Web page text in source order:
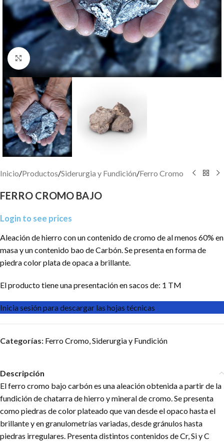
Click to enlarge
Inicio/Productos/Siderurgia y Fundición/Ferro Cromo
FERRO CROMO BAJO
Login to see prices
Aleación de hierro con un contenido de cromo de al menos 60% en
masa y un contenido bao de Carbón. Se presenta en forma de
piedra color plata de opaca a brillante.
El producto tiene una presentación en sacos de: 1 TM
Inicia sesión para descargar las hojas técnicas
Categorías: Ferro Cromo Siderurgia y Fundición
Descripción
El ferro cromo bajo carbón es una aleación obtenida a partir de la
fundición de chatarra de hierro y mineral de cromo. Se presenta
como piedras de color plateado que van desde el opaco hasta el
brillante y en granulometrías variadas, desde gránulos hasta
piedras irregulares. Presenta distintos contenidos de Cr, Si y C